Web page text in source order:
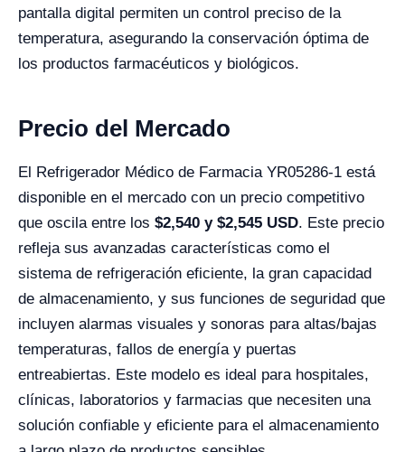
pantalla digital permiten un control preciso de la
temperatura, asegurando la conservación óptima de
los productos farmacéuticos y biológicos.
Precio del Mercado
El Refrigerador Médico de Farmacia YR05286-1 está
disponible en el mercado con un precio competitivo
que oscila entre los $2,540 y $2,545 USD. Este precio
refleja sus avanzadas características como el
sistema de refrigeración eficiente, la gran capacidad
de almacenamiento, y sus funciones de seguridad que
incluyen alarmas visuales y sonoras para altas/bajas
temperaturas, fallos de energía y puertas
entreabiertas. Este modelo es ideal para hospitales,
clínicas, laboratorios y farmacias que necesiten una
solución confiable y eficiente para el almacenamiento